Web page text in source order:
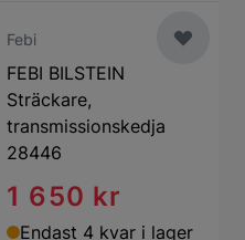
Febi
FEBI BILSTEIN
Sträckare,
transmissionskedja
28446
1 650 kr
Endast 4 kvar i lager